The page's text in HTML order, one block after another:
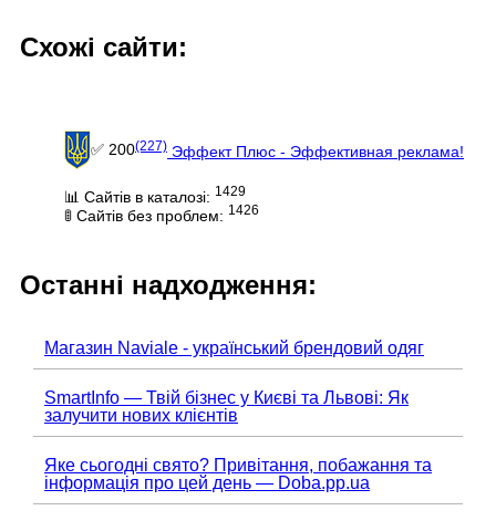
Схожі сайти:
✅ 200(227) Эффект Плюс - Эффективная реклама!
📊 Сайтів в каталозі: 1429
🚦 Сайтів без проблем: 1426
Останні надходження:
Магазин Naviale - український брендовий одяг
SmartInfo — Твій бізнес у Києві та Львові: Як
залучити нових клієнтів
Яке сьогодні свято? Привітання, побажання та
інформація про цей день — Doba.pp.ua